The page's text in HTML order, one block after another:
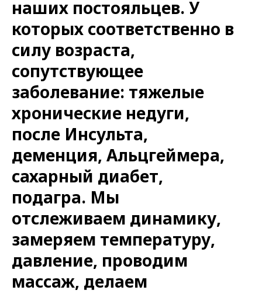
наших постояльцев. У
которых соответственно в
силу возраста,
сопутствующее
заболевание: тяжелые
хронические недуги,
после Инсульта,
деменция, Альцгеймера,
сахарный диабет,
подагра. Мы
отслеживаем динамику,
замеряем температуру,
давление, проводим
массаж, делаем